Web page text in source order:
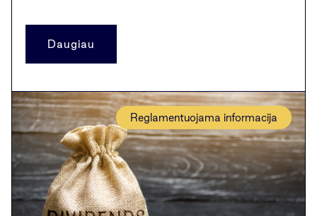
Daugiau
Reglamentuojama informacija